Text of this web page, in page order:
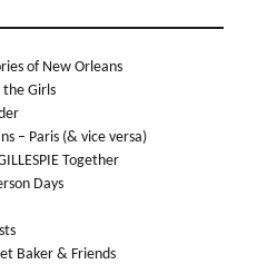
of New Orleans
the Girls
– Paris (& vice versa)
Together
Days
Baker & Friends